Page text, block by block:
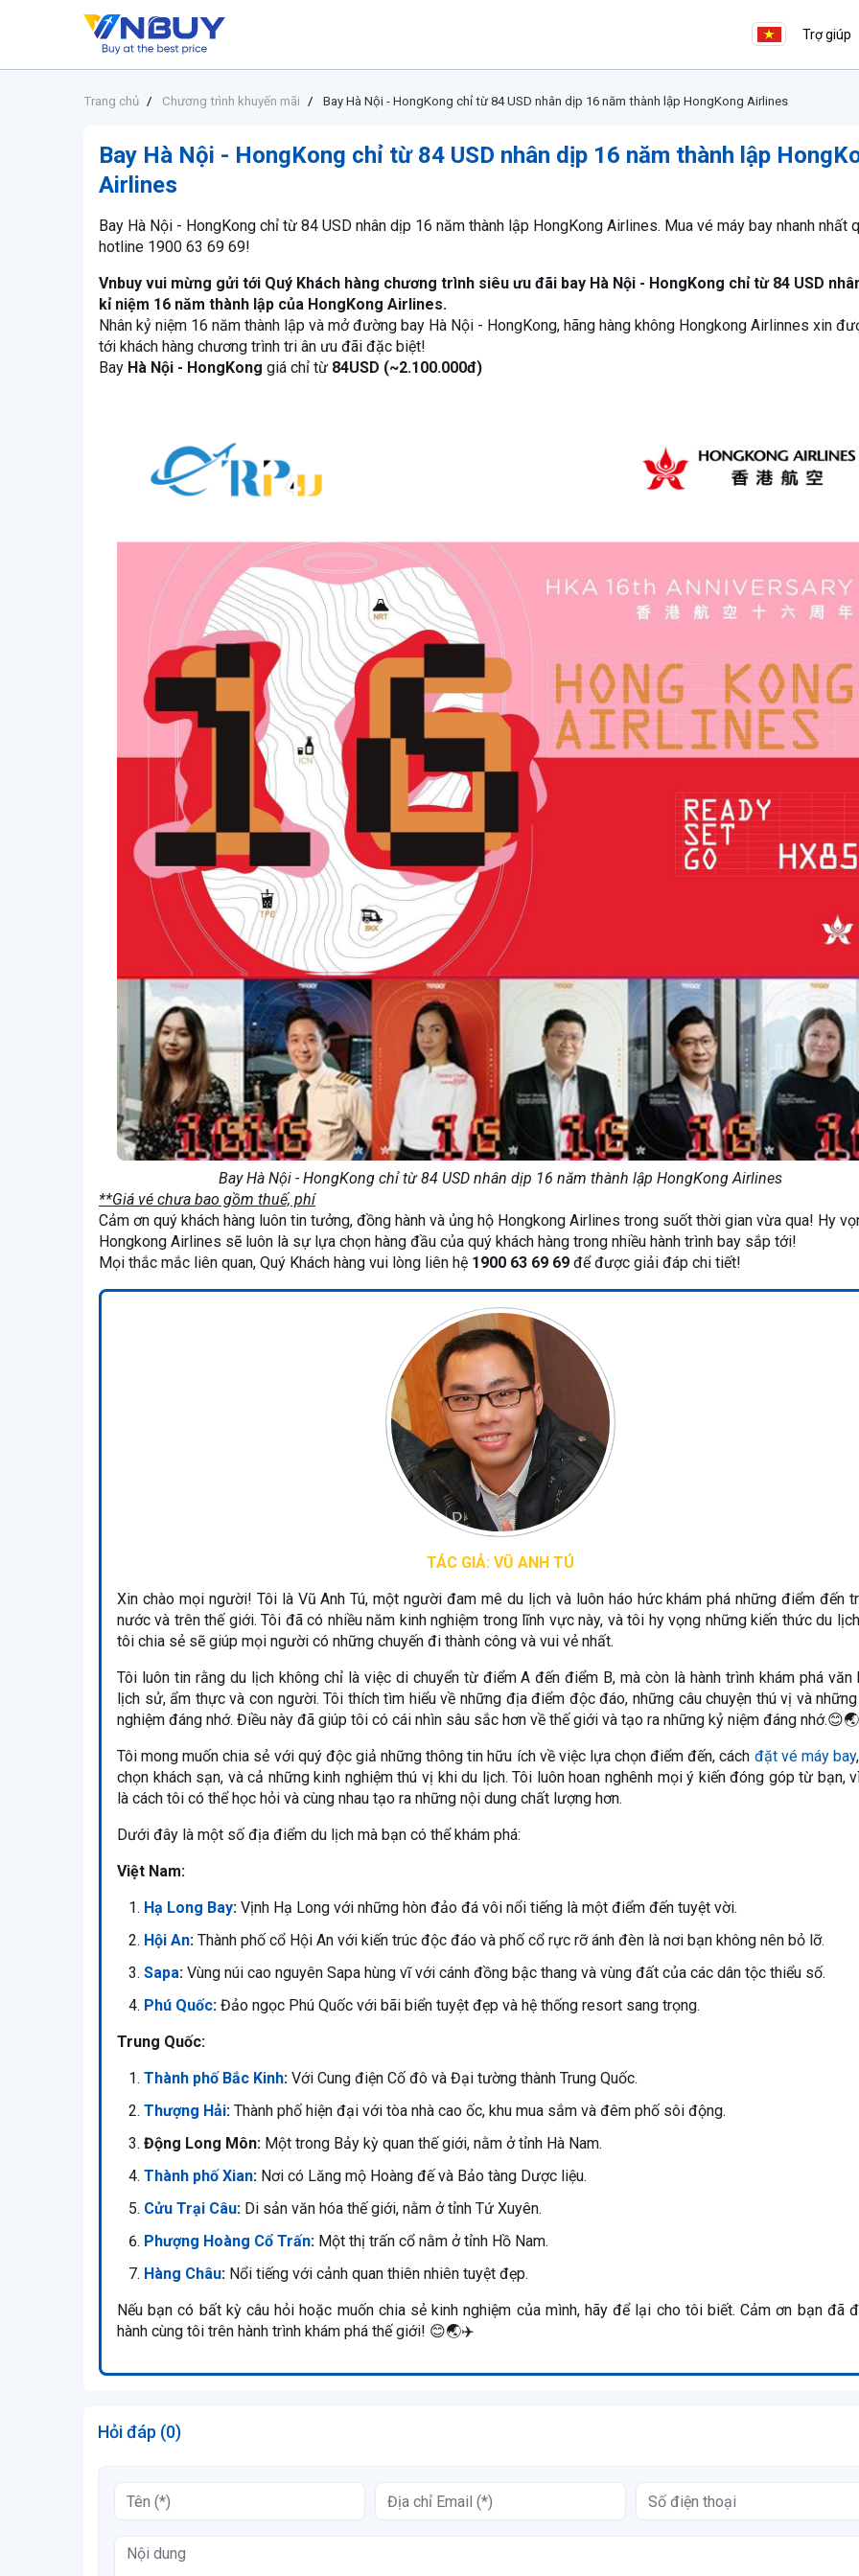
Trợ giúp
Trang chủ Chương trình khuyến mãi Bay Hà Nội - HongKong chỉ từ 84 USD nhân dịp 16 năm thành lập HongKong Airlines
Bay Hà Nội - HongKong chỉ từ 84 USD nhân dịp 16 năm thành lập
Airlines
Bay Hà Nội - HongKong chỉ từ 84 USD nhân dịp 16 năm thành lập HongKong Airlines. Mua vé máy bay nhanh nhất
hotline 1900 63 69 69!
Vnbuy vui mừng gửi tới Quý Khách hàng chương trình siêu ưu đãi bay Hà Nội - HongKong chỉ từ 84 USD
kỉ niệm 16 năm thành lập của HongKong Airlines.
Nhân kỷ niệm 16 năm thành lập và mở đường bay Hà Nội - HongKong, hãng hàng không Hongkong Airlinnes xin
tới khách hàng chương trình tri ân ưu đãi đặc biệt!
Bay Hà Nội - HongKong giá chỉ từ 84USD (~2.100.000đ)
Bay Hà Nội - HongKong chỉ từ 84 USD nhân dịp 16 năm thành lập HongKong Airlines
**Giá vé chưa bao gồm thuế, phí
Cảm ơn quý khách hàng luôn tin tưởng, đồng hành và ủng hộ Hongkong Airlines trong suốt thời gian vừa qua! Hy
Hongkong Airlines sẽ luôn là sự lựa chọn hàng đầu của quý khách hàng trong nhiều hành trình bay sắp tới!
Mọi thắc mắc liên quan, Quý Khách hàng vui lòng liên hệ 1900 63 69 69 để được giải đáp chi tiết!
TÁC GIẢ: VŨ ANH TÚ
Xin chào mọi người! Tôi là Vũ Anh Tú, một người đam mê du lịch và luôn háo hức khám phá những điểm đến
nước và trên thế giới. Tôi đã có nhiều năm kinh nghiệm trong lĩnh vực này, và tôi hy vọng những kiến thức du
tôi chia sẻ sẽ giúp mọi người có những chuyến đi thành công và vui vẻ nhất.
Tôi luôn tin rằng du lịch không chỉ là việc di chuyển từ điểm A đến điểm B, mà còn là hành trình khám phá văn
lịch sử, ẩm thực và con người. Tôi thích tìm hiểu về những địa điểm độc đáo, những câu chuyện thú vị và
nghiệm đáng nhớ. Điều này đã giúp tôi có cái nhìn sâu sắc hơn về thế giới và tạo ra những kỷ niệm đáng nhớ.😊🌏
Tôi mong muốn chia sẻ với quý độc giả những thông tin hữu ích về việc lựa chọn điểm đến, cách đặt vé máy bay
chọn khách sạn, và cả những kinh nghiệm thú vị khi du lịch. Tôi luôn hoan nghênh mọi ý kiến đóng góp từ bạn,
là cách tôi có thể học hỏi và cùng nhau tạo ra những nội dung chất lượng hơn.
Dưới đây là một số địa điểm du lịch mà bạn có thể khám phá:
Việt Nam:
Hạ Long Bay: Vịnh Hạ Long với những hòn đảo đá vôi nổi tiếng là một điểm đến tuyệt vời.
Hội An: Thành phố cổ Hội An với kiến trúc độc đáo và phố cổ rực rỡ ánh đèn là nơi bạn không nên bỏ lỡ.
Sapa: Vùng núi cao nguyên Sapa hùng vĩ với cánh đồng bậc thang và vùng đất của các dân tộc thiểu số.
Phú Quốc: Đảo ngọc Phú Quốc với bãi biển tuyệt đẹp và hệ thống resort sang trọng.
Trung Quốc:
Thành phố Bắc Kinh: Với Cung điện Cố đô và Đại tường thành Trung Quốc.
Thượng Hải: Thành phố hiện đại với tòa nhà cao ốc, khu mua sắm và đêm phố sôi động.
Động Long Môn: Một trong Bảy kỳ quan thế giới, nằm ở tỉnh Hà Nam.
Thành phố Xian: Nơi có Lăng mộ Hoàng đế và Bảo tàng Dược liệu.
Cửu Trại Câu: Di sản văn hóa thế giới, nằm ở tỉnh Tứ Xuyên.
Phượng Hoàng Cổ Trấn: Một thị trấn cổ nằm ở tỉnh Hồ Nam.
Hàng Châu: Nổi tiếng với cảnh quan thiên nhiên tuyệt đẹp.
Nếu bạn có bất kỳ câu hỏi hoặc muốn chia sẻ kinh nghiệm của mình, hãy để lại cho tôi biết. Cảm ơn bạn đã
hành cùng tôi trên hành trình khám phá thế giới! 😊🌏✈️
Hỏi đáp (0)